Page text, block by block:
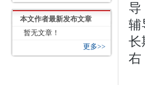
本文作者最新发布文章
暂无文章！
更多>>
导
辅
长
右